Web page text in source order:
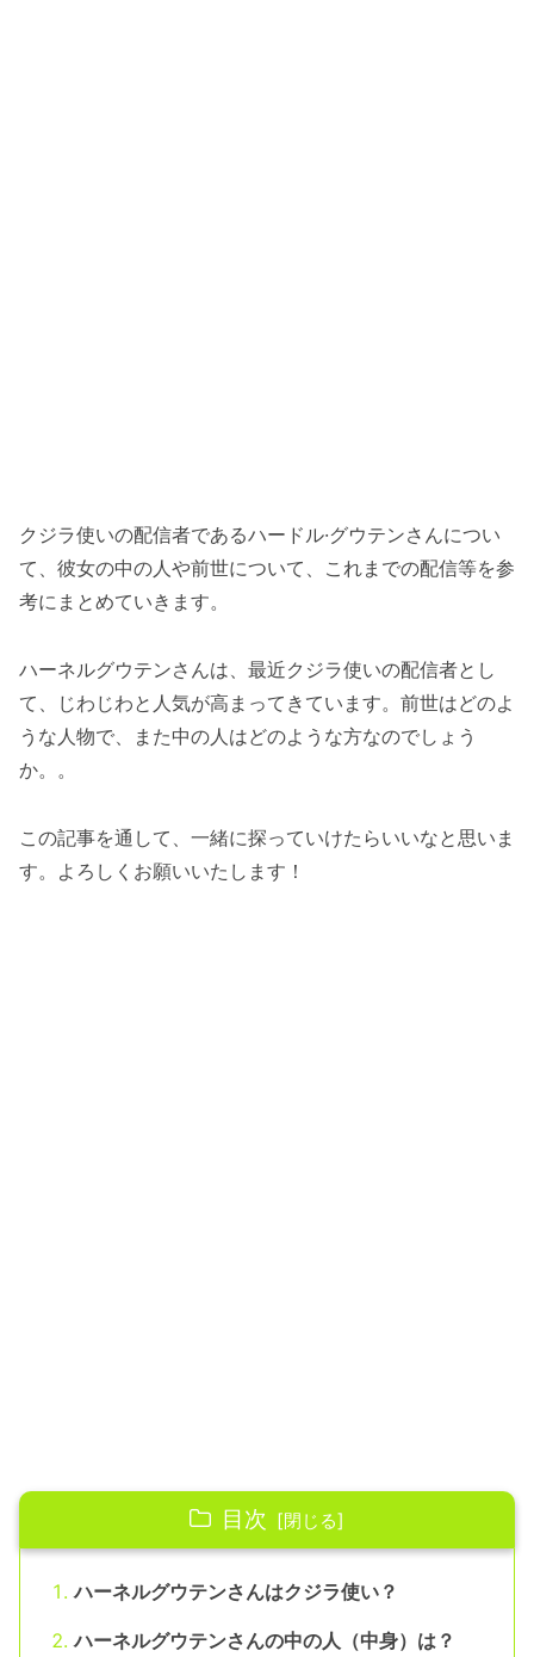
クジラ使いの配信者であるハードル·グウテンさんについ
て、彼女の中の人や前世について、これまでの配信等を参
考にまとめていきます。
ハーネルグウテンさんは、最近クジラ使いの配信者とし
て、じわじわと人気が高まってきています。前世はどのよ
うな人物で、また中の人はどのような方なのでしょう
か。。
この記事を通して、一緒に探っていけたらいいなと思いま
す。よろしくお願いいたします！
目次
ハーネルグウテンさんはクジラ使い？
ハーネルグウテンさんの中の人（中身）は？